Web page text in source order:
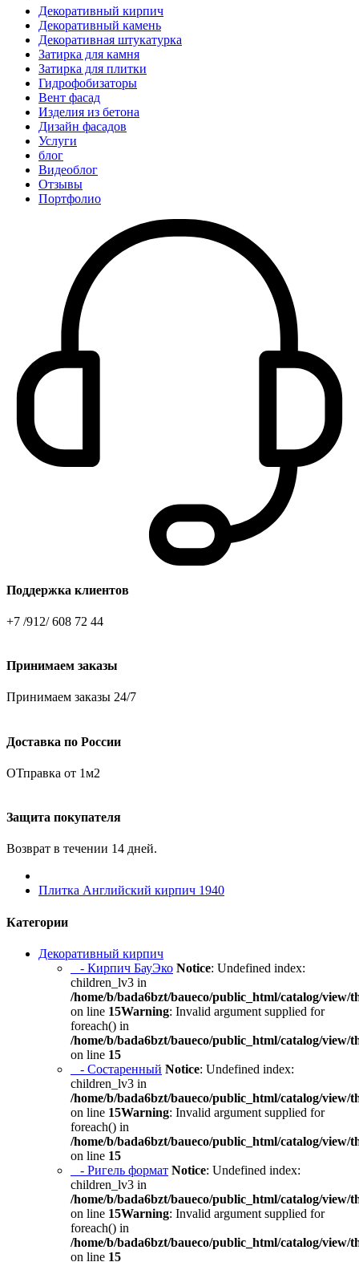
Декоративный кирпич
Декоративный камень
Декоративная штукатурка
Затирка для камня
Затирка для плитки
Гидрофобизаторы
Вент фасад
Изделия из бетона
Дизайн фасадов
Услуги
блог
Видеоблог
Отзывы
Портфолио
Поддержка клиентов
+7 /912/ 608 72 44
Принимаем заказы
Принимаем заказы 24/7
Доставка по России
ОТправка от 1м2
Защита покупателя
Возврат в течении 14 дней.
Плитка Английский кирпич 1940
Категории
Декоративный кирпич
- Кирпич БауЭко Notice: Undefined index:
children_lv3 in
/home/b/bada6bzt/baueco/public_html/catalog/view/
on line 15Warning: Invalid argument supplied for
foreach() in
/home/b/bada6bzt/baueco/public_html/catalog/view/
on line 15
- Состаренный Notice: Undefined index:
children_lv3 in
/home/b/bada6bzt/baueco/public_html/catalog/view/
on line 15Warning: Invalid argument supplied for
foreach() in
/home/b/bada6bzt/baueco/public_html/catalog/view/
on line 15
- Ригель формат Notice: Undefined index:
children_lv3 in
/home/b/bada6bzt/baueco/public_html/catalog/view/
on line 15Warning: Invalid argument supplied for
foreach() in
/home/b/bada6bzt/baueco/public_html/catalog/view/
on line 15